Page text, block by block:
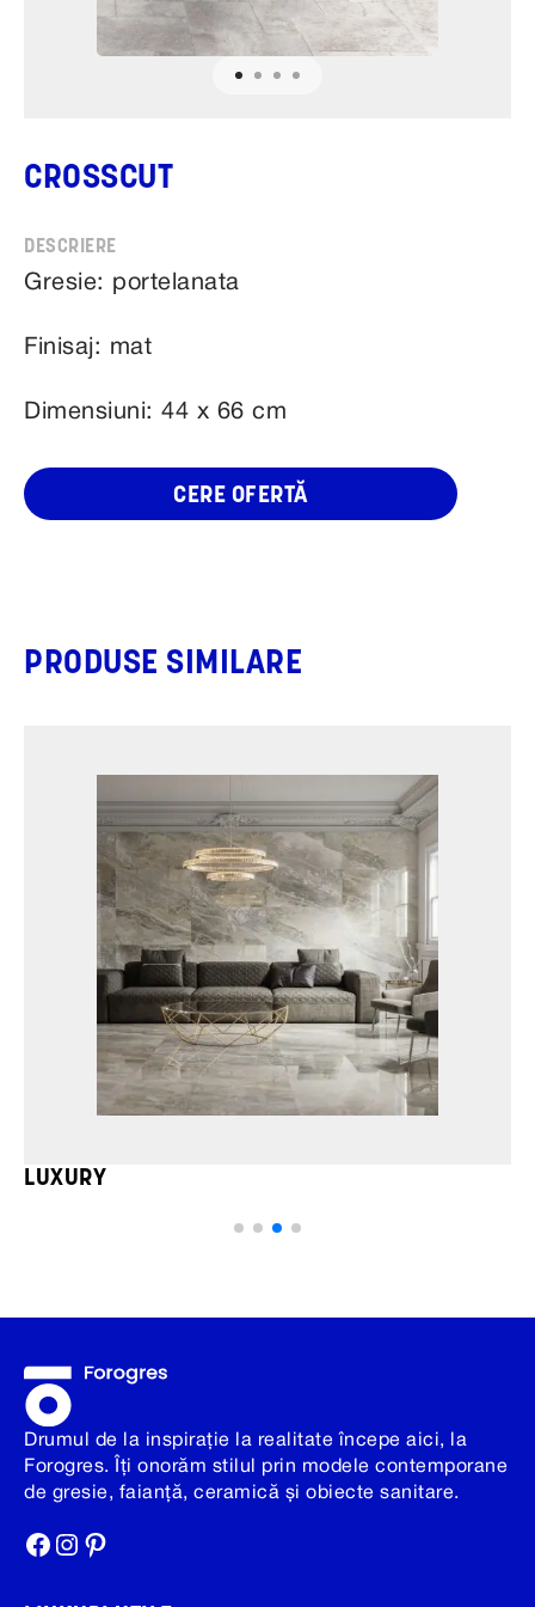
CROSSCUT
Gresie: portelanata
Finisaj: mat
Dimensiuni: 44 x 66 cm
CERE OFERTĂ
PRODUSE SIMILARE
LUXURY
Drumul de la inspirație la realitate începe aici, la
Forogres. Îți onorăm stilul prin modele contemporane
de gresie, faianță, ceramică și obiecte sanitare.
Facebook
Instagram
Pinterest